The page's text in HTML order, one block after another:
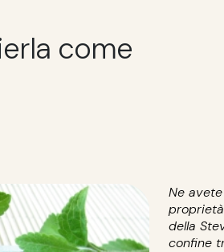
come
Ne
della
confine